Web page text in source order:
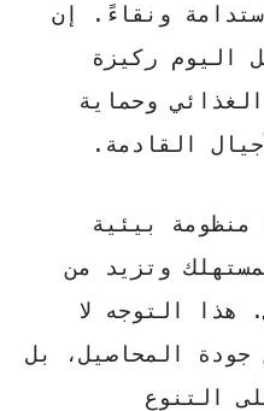
ونقاءً. إن
اليوم ركيزة
وحماية
القادمة.
منظومة بيئية
وتزيد من
هذا التوجه لا
جودة المحاصيل، بل
التنوع